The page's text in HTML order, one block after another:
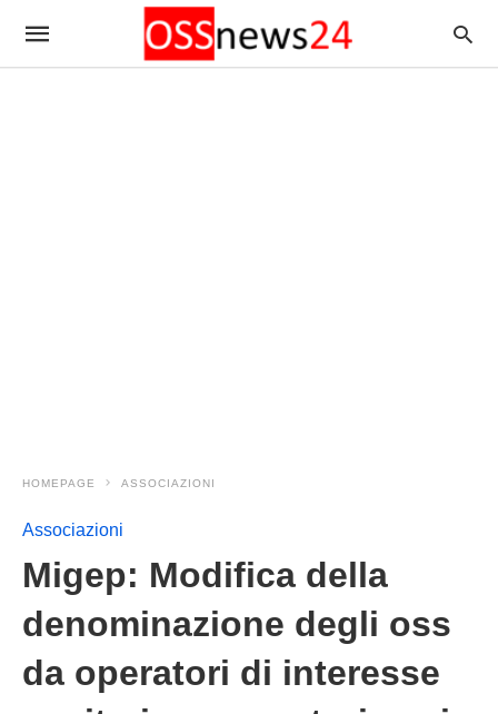
HOMEPAGE ASSOCIAZIONI
Associazioni
Migep: Modifica della
denominazione degli oss
da operatori di interesse